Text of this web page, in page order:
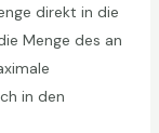
direkt in die
Menge des an
in den